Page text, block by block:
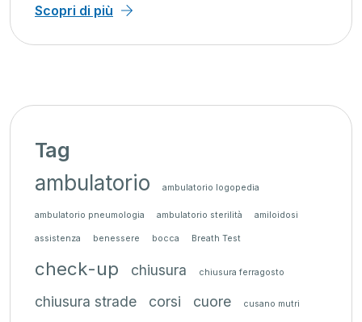
Scopri di più
Tag
ambulatorio ambulatorio logopedia
ambulatorio pneumologia ambulatorio sterilità amiloidosi
assistenza benessere bocca Breath Test
check-up chiusura chiusura ferragosto
chiusura strade corsi cuore cusano mutri